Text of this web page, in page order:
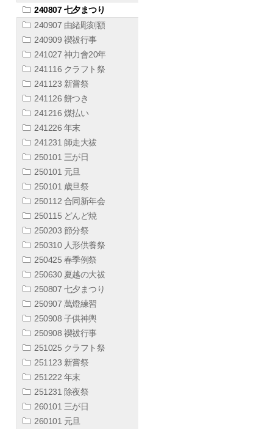
240807 七夕まつり
240907 由緒彫刻額
240909 禊祓行事
241027 神力會20年
241116 クラフト祭
241123 新嘗祭
241126 餅つき
241216 煤払い
241226 年末
241231 師走大祓
250101 三が日
250101 元旦
250101 歳旦祭
250112 合同新年会
250115 どんど焼
250203 節分祭
250310 人形供養祭
250425 春季例祭
250630 夏越の大祓
250807 七夕まつり
250907 萬燈練習
250908 子供神輿
250908 禊祓行事
251025 クラフト祭
251123 新嘗祭
251222 年末
251231 除夜祭
260101 三が日
260101 元旦